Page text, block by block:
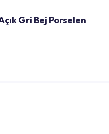
Gri Bej Porselen